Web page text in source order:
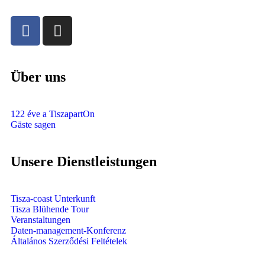
Über uns
122 éve a TiszapartOn
Gäste sagen
Unsere Dienstleistungen
Tisza-coast Unterkunft
Tisza Blühende Tour
Veranstaltungen
Daten-management-Konferenz
Általános Szerződési Feltételek